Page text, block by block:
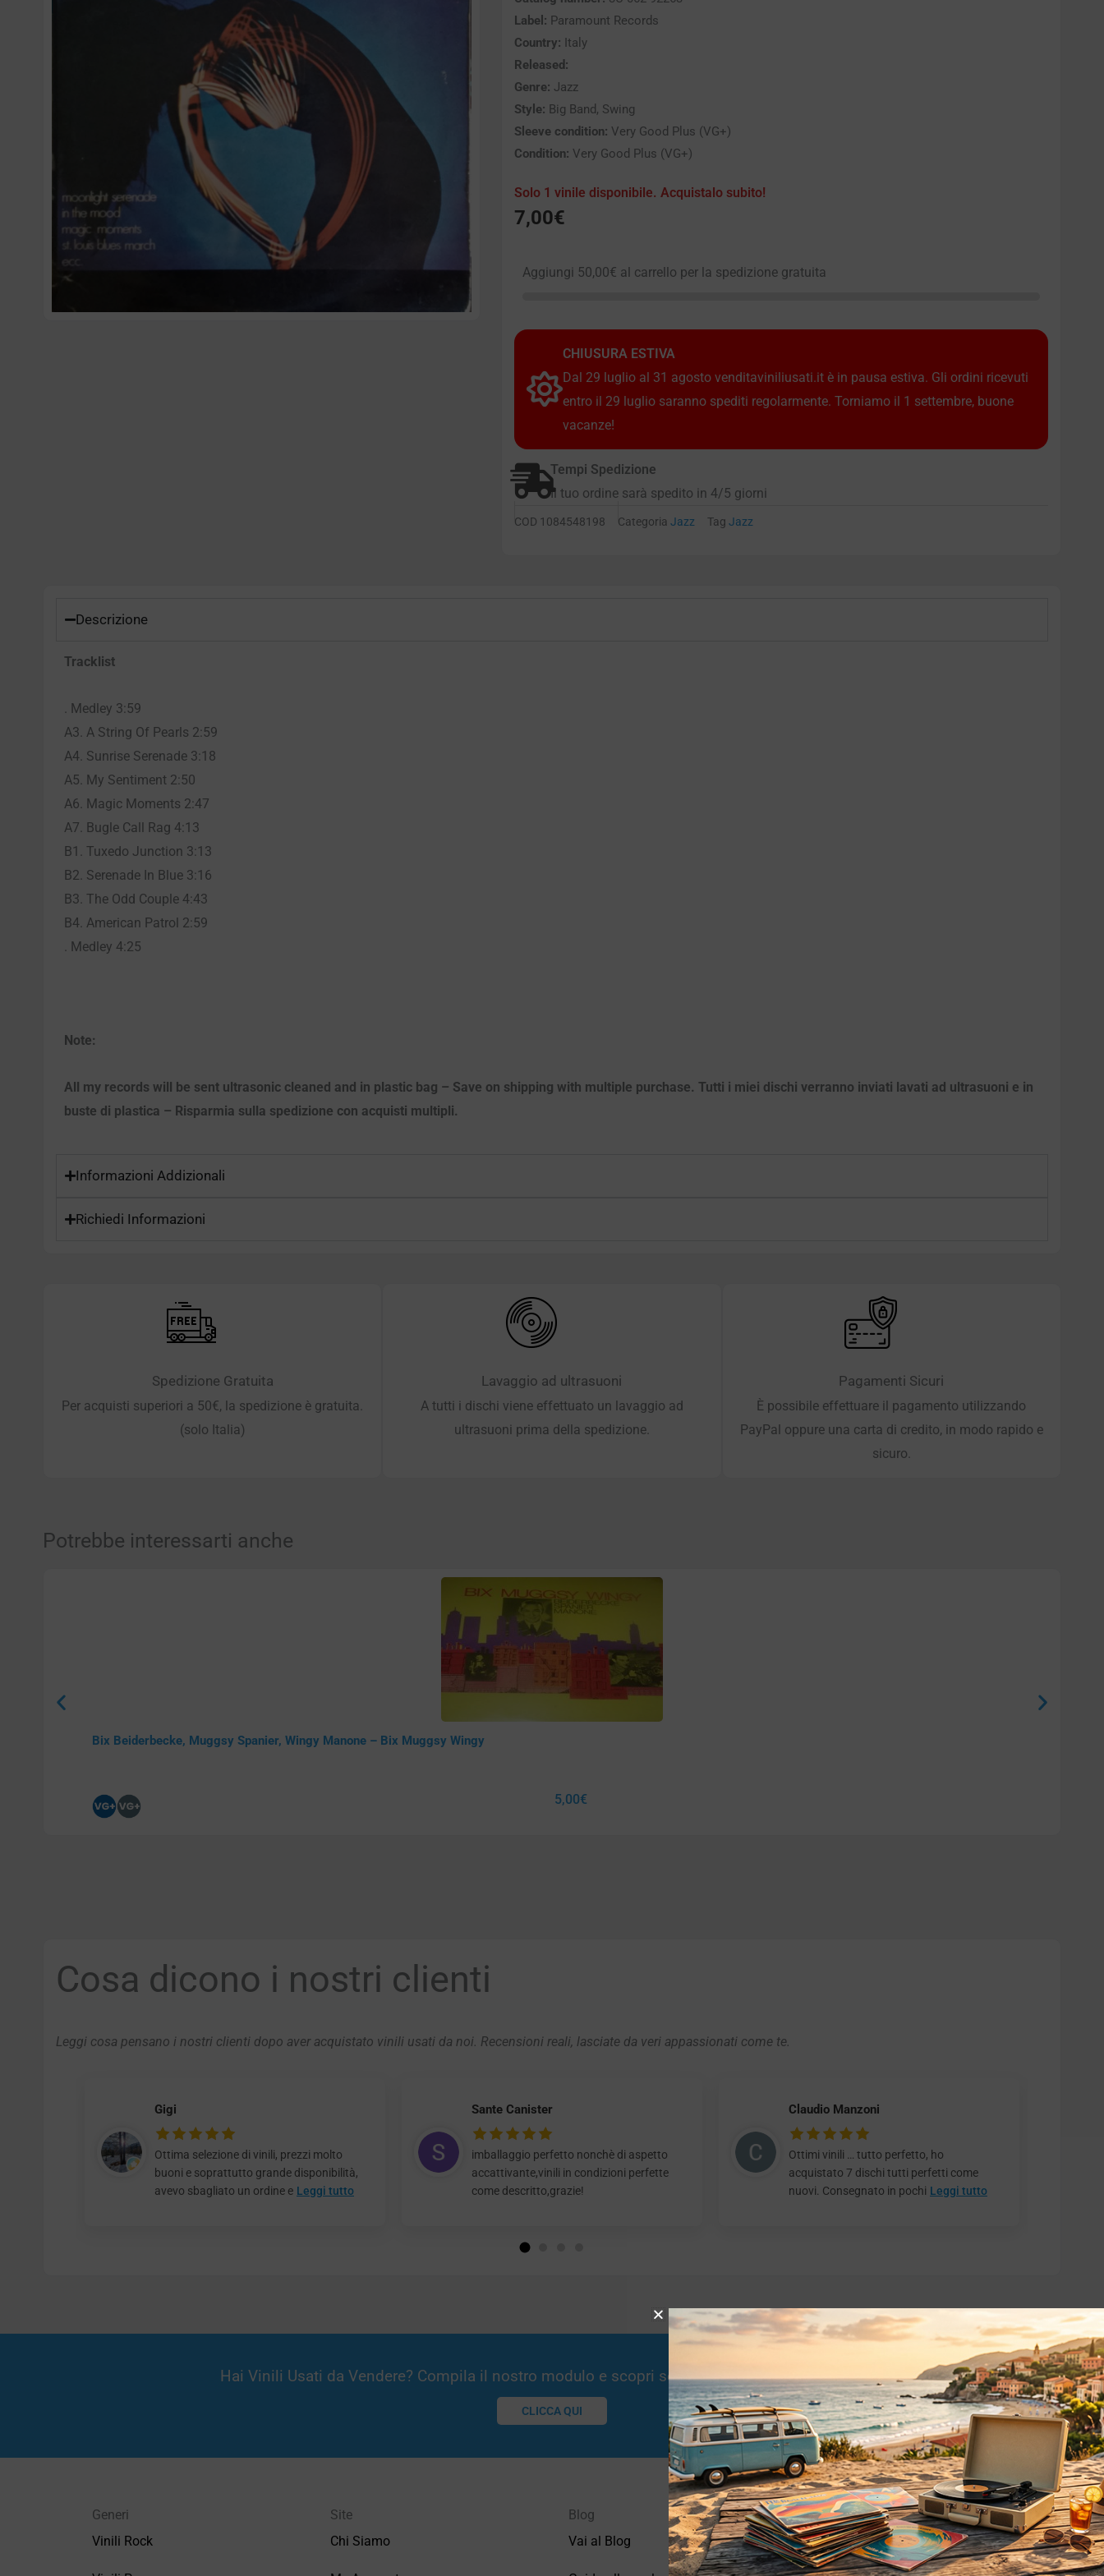
Label: Paramount Records
Country: Italy
Released:
Genre: Jazz
Style: Big Band, Swing
Sleeve condition: Very Good Plus (VG+)
Condition: Very Good Plus (VG+)
Solo 1 vinile disponibile. Acquistalo subito!
7,00€
Aggiungi 50,00€ al carrello per la spedizione gratuita
CHIUSURA ESTIVA
Dal 29 luglio al 31 agosto venditaviniliusati.it è in pausa estiva. Gli ordini ricevuti
entro il 29 luglio saranno spediti regolarmente. Torniamo il 1 settembre, buone
vacanze!
Tempi Spedizione
Il tuo ordine sarà spedito in 4/5 giorni
COD 1084548198 Categoria Jazz Tag Jazz
Descrizione
Tracklist
. Medley 3:59
A3. A String Of Pearls 2:59
A4. Sunrise Serenade 3:18
A5. My Sentiment 2:50
A6. Magic Moments 2:47
A7. Bugle Call Rag 4:13
B1. Tuxedo Junction 3:13
B2. Serenade In Blue 3:16
B3. The Odd Couple 4:43
B4. American Patrol 2:59
. Medley 4:25
Note:
All my records will be sent ultrasonic cleaned and in plastic bag – Save on shipping with multiple purchase. Tutti i miei dischi verranno inviati lavati ad ultrasuoni e in
buste di plastica – Risparmia sulla spedizione con acquisti multipli.
Informazioni Addizionali
Richiedi Informazioni
Spedizione Gratuita
Per acquisti superiori a 50€, la spedizione è gratuita.
(solo Italia)
Lavaggio ad ultrasuoni
A tutti i dischi viene effettuato un lavaggio ad
ultrasuoni prima della spedizione.
Pagamenti Sicuri
È possibile effettuare il pagamento utilizzando
PayPal oppure una carta di credito, in modo rapido e
sicuro.
Potrebbe interessarti anche
Bix Beiderbecke, Muggsy Spanier, Wingy Manone – Bix Muggsy Wingy
5,00€
Cosa dicono i nostri clienti
Leggi cosa pensano i nostri clienti dopo aver acquistato vinili usati da noi. Recensioni reali, lasciate da veri appassionati come te.
Gigi
Ottima selezione di vinili, prezzi molto
buoni e soprattutto grande disponibilità,
avevo sbagliato un ordine e Leggi tutto
Sante Canister
imballaggio perfetto nonchè di aspetto
accattivante,vinili in condizioni perfette
come descritto,grazie!
Claudio Manzoni
Ottimi vinili … tutto perfetto, ho
acquistato 7 dischi tutti perfetti come
nuovi. Consegnato in pochi Leggi tutto
Hai Vinili Usati da Vendere? Compila il nostro modulo e scopri se potremmo essere interessati!
CLICCA QUI
Generi
Vinili Rock
Site
Chi Siamo
Blog
Vai al Blog
Privacy
Privacy Policy